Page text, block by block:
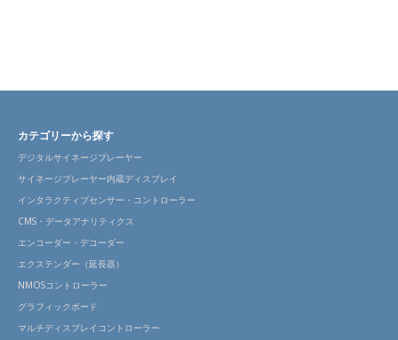
カテゴリーから探す
デジタルサイネージプレーヤー
サイネージプレーヤー内蔵ディスプレイ
インタラクティブセンサー・コントローラー
CMS・データアナリティクス
エンコーダー・デコーダー
エクステンダー（延長器）
NMOSコントローラー
グラフィックボード
マルチディスプレイコントローラー